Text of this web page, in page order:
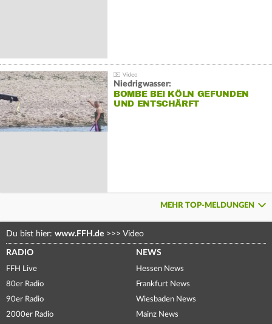
Niedrigwasser:
BOMBE BEI KÖLN GEFUNDEN
UND ENTSCHÄRFT
MEHR TOP-MELDUNGEN
Du bist hier: www.FFH.de >>> Video
RADIO
FFH Live
80er Radio
90er Radio
2000er Radio
NEWS
Hessen News
Frankfurt News
Wiesbaden News
Mainz News